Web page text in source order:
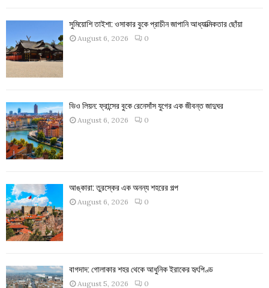
সুমিয়োশি তাইশা: ওসাকার বুকে প্রাচীন জাপানি আধ্যাত্মিকতার ছোঁয়া
August 6, 2026 0
ভিও লিয়ন: ফ্রান্সের বুকে রেনেসাঁস যুগের এক জীবন্ত জাদুঘর
August 6, 2026 0
আঙ্কারা: তুরস্কের এক অনন্য শহরের গল্প
August 6, 2026 0
বাগদাদ: গোলাকার শহর থেকে আধুনিক ইরাকের হৃৎপিণ্ড
August 5, 2026 0